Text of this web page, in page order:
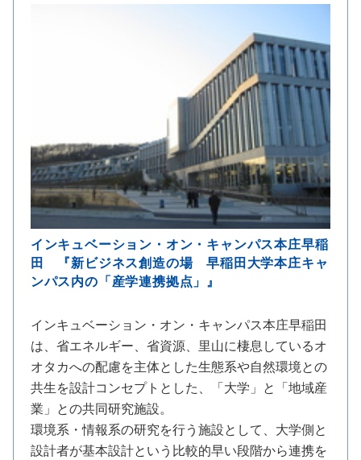
インキュベーション・オン・キャンパス本庄早稲
田 『新ビジネス創造の場 早稲田大学本庄キャ
ンパス内の「産学連携拠点」』
インキュベーション・オン・キャンパス本庄早稲田
は、省エネルギー、省資源、里山に棲息しているオ
オタカへの配慮を主体とした生態系や自然環境との
共生を設計コンセプトとした、「大学」と「地域産
業」との共同研究施設。
環境系・情報系の研究を行う施設として、大学側と
設計者が基本設計という比較的早い段階から連携を